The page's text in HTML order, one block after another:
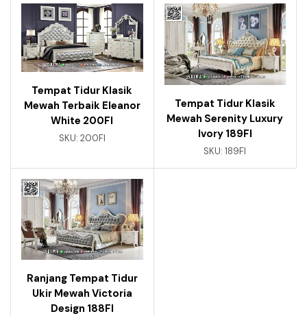
Tempat Tidur Klasik
Mewah Terbaik Eleanor
White 200FI
SKU: 200FI
Tempat Tidur Klasik
Mewah Serenity Luxury
Ivory 189FI
SKU:189FI
Ranjang Tempat Tidur
Ukir Mewah Victoria
Design 188FI